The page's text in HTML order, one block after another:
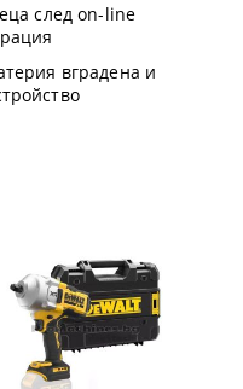
след on-line
вградена и